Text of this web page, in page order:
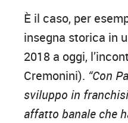
È il caso, per
insegna storica in
2018 a oggi,
Cremonini). “Con
sviluppo in
affatto banale che